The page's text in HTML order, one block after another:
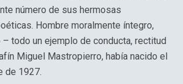
número de sus hermosas
Hombre moralmente íntegro,
todo un ejemplo de conducta, rectitud
Miguel Mastropierro, había nacido el
de 1927.